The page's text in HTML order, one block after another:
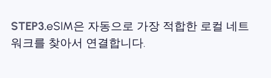
STEP3.eSIM은 자동으로 가장 적합한 로컬 네트
워크를 찾아서 연결합니다.